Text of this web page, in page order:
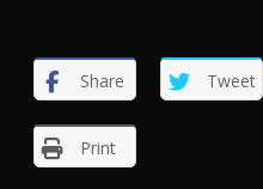
Share Tweet
Print